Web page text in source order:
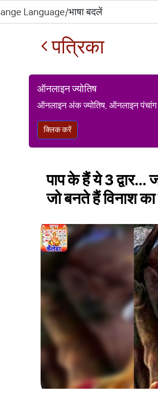
पत्रिका
ऑनलाइन ज्योतिष
ऑनलाइन अंक ज्योतिष, ऑनलाइन
क्लिक करें
पाप के हैं ये 3 द्वार...
जो बनते हैं विनाश